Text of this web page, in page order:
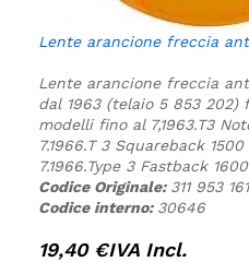
Lente arancione freccia
Lente arancione freccia
dal 1963 (telaio 5 853 202)
modelli fino al 7,1963.T3
7.1966.T 3 Squareback
7.1966.Type 3 Fastback
Codice Originale: 311 953 161
Codice interno: 30646
19,40 €IVA Incl.